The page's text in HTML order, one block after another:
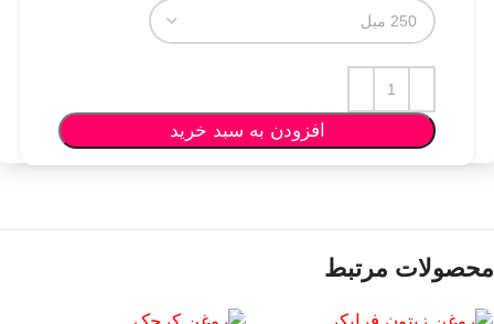
افزودن به سبد خرید
محصولات مرتبط